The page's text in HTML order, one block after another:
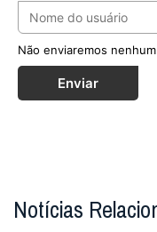
Não enviaremos
Enviar
Notícias